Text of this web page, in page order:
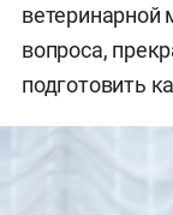
вопроса,
подготовить